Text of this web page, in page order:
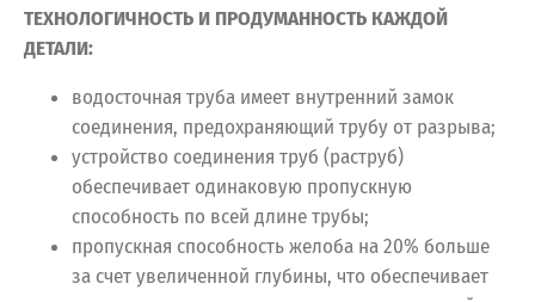
ТЕХНОЛОГИЧНОСТЬ И ПРОДУМАННОСТЬ КАЖДОЙ
ДЕТАЛИ:
водосточная труба имеет внутренний замок
соединения, предохраняющий трубу от разрыва;
устройство соединения труб (раструб)
обеспечивает одинаковую пропускную
способность по всей длине трубы;
пропускная способность желоба на 20% больше
за счет увеличенной глубины, что обеспечивает